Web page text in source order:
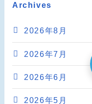
Archives
2026年8月
2026年7月
2026年6月
2026年5月